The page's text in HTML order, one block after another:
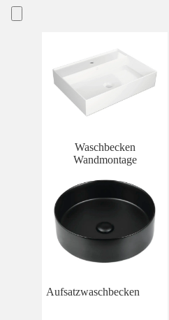
Waschbecken
Wandmontage
Aufsatzwaschbecken